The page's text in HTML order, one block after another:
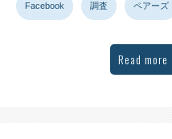
Facebook 調査 ペアーズ
Read more